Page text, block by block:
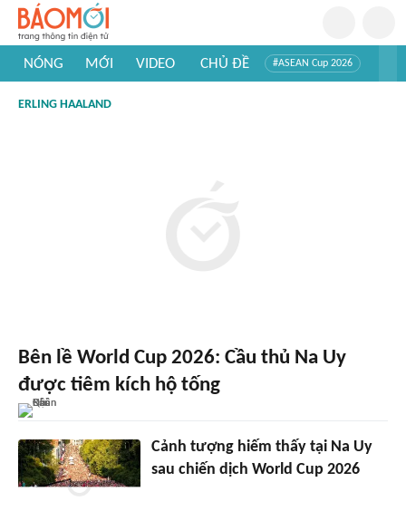
NÓNG MỚI VIDEO CHỦ ĐỀ #ASEAN Cup 2026
#Khám phá thế giới
ERLING HAALAND
Bên lề World Cup 2026: Cầu thủ Na Uy
được tiêm kích hộ tống
Cảnh tượng hiếm thấy tại Na Uy
sau chiến dịch World Cup 2026